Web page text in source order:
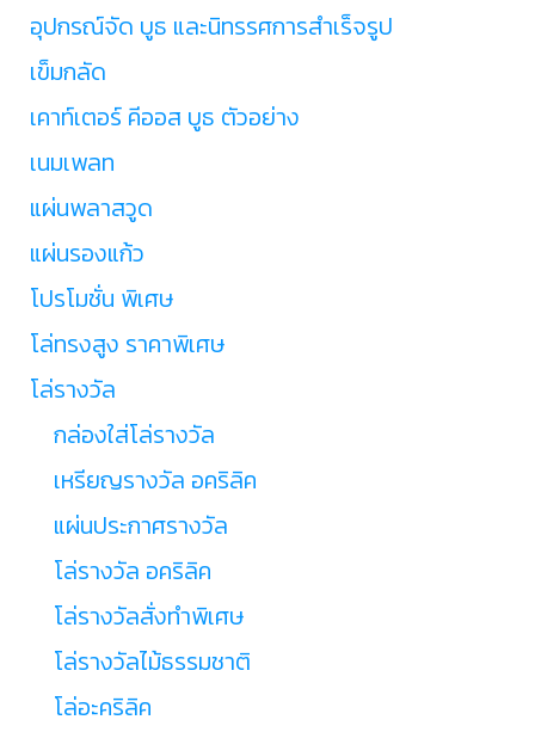
อุปกรณ์จัด บูธ และนิทรรศการสำเร็จรูป
เข็มกลัด
เคาท์เตอร์ คีออส บูธ ตัวอย่าง
เนมเพลท
แผ่นพลาสวูด
แผ่นรองแก้ว
โปรโมชั่น พิเศษ
โล่ทรงสูง ราคาพิเศษ
โล่รางวัล
กล่องใส่โล่รางวัล
เหรียญรางวัล อคริลิค
แผ่นประกาศรางวัล
โล่รางวัล อคริลิค
โล่รางวัลสั่งทำพิเศษ
โล่รางวัลไม้ธรรมชาติ
โล่อะคริลิค